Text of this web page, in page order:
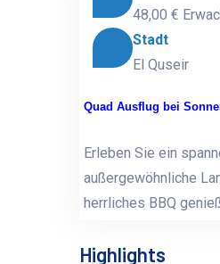
48,00 €
Stadt
El Quseir
Quad Ausflug bei
Erleben Sie ein
außergewöhnliche
herrliches BBQ
Highlights